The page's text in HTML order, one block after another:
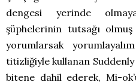
dengesi yerinde
şüphelerinin tutsağı
yorumlarsak
titizliğiyle kullanan
bitene dahil ederek, Mi-